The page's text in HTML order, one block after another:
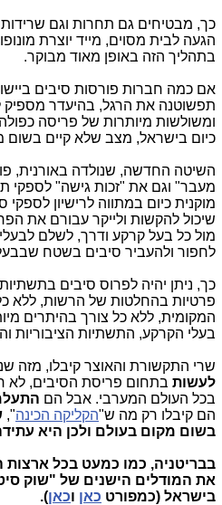
כך, מבטיחים גם תחרות וגם
הגעה לבית מסוים, מייד יוצרת
בתהליך הזה באופן מאוד מבוקר.
אם כמה חברות פורסות סיבים
תפשוטנה את הרגל, בהיעדר מספיק
ומשולשות מיותרות של פריסה
כיום בישראל, מצב שלא קיים בשום
השיטה החדשה, שנולדה באורנית,
מעבר" וגם את "זכות גישה" לספקי
מוקנית כיום במתווה לרישיון
שיכול להקשות ולייקר עבורם את
מול כל בעל קרקע ודרך, לשלם
לחפור ולהעביר סיבים בשטח
כך, ניתן יהיה לפרוס סיבים בתשתיות
פרטיות בהחלטות של הרשות, ללא
המקומית, ללא כל צורך בהיתרים
בעלי הקרקע, התשתיות הציבוריות
שרי התקשורת והאוצר קיבלו, מזה
לעשות בתחום פריסת הסיבים, לא
בכל העולם המערבי. אבל הם
הם קיבלו רק מה ש"הקליקה הכינה",
בשום מקום בעולם ולכן היא
בבריטניה, כמו כמעט בכל ארצות
את המודלים הישנים של "שוק
בישראל (כמפורט כאן וכאן).